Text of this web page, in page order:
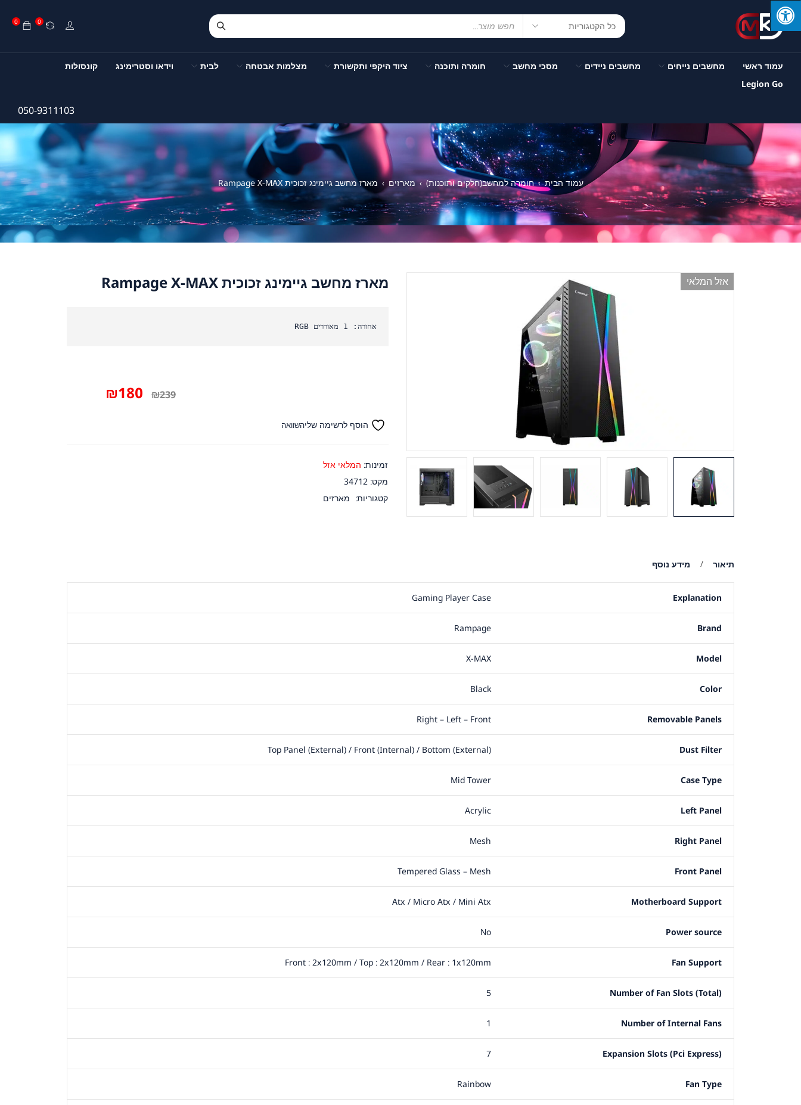
0 0
עמוד ראשי מחשבים נייחים מחשבים ניידים מסכי מחשב חומרה ותוכנה ציוד היקפי ותקשורת מצלמות אבטחה לבית וידאו וסטרימינג
קונסולות
Legion Go
050-9311103
עמוד הבית › חומרה למחשב(חלקים ותוכנות) › מארזים › מארז מחשב גיימינג זכוכית Rampage X-MAX
אזל המלאי מארז מחשב גיימינג זכוכית Rampage X-MAX
אחורה: 1 מאוררים RGB
₪239
₪180
הוסף לרשימה שליהשוואה
זמינות: המלאי אזל
מקט: 34712
קטגוריות: מארזים
תיאור מידע נוסף
Explanation
Gaming Player Case
Brand
Rampage
Model
X-MAX
Color
Black
Removable Panels
Right – Left – Front
Dust Filter
Top Panel (External) / Front (Internal) / Bottom (External)
Case Type
Mid Tower
Left Panel
Acrylic
Right Panel
Mesh
Front Panel
Tempered Glass – Mesh
Motherboard Support
Atx / Micro Atx / Mini Atx
Power source
No
Fan Support
Front : 2x120mm / Top : 2x120mm / Rear : 1x120mm
Number of Fan Slots (Total)
5
Number of Internal Fans
1
Expansion Slots (Pci Express)
7
Fan Type
Rainbow